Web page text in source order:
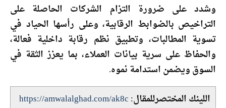
وشدد على ضرورة التزام الشركات الحاصلة على
التراخيص بالضوابط الرقابية، وعلى رأسها الحياد في
تسوية المطالبات، وتطبيق نظم رقابة داخلية فعالة،
والحفاظ على سرية بيانات العملاء، بما يعزز الثقة في
السوق ويضمن استدامة نموه.
اللينك المختصرللمقال:https://amwalalghad.com/ak8c